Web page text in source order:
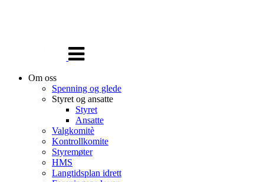
navigasjon
Om oss
Spenning og glede
Styret og ansatte
Styret
Ansatte
Valgkomitè
Kontrollkomite
Styremøter
HMS
Langtidsplan idrett